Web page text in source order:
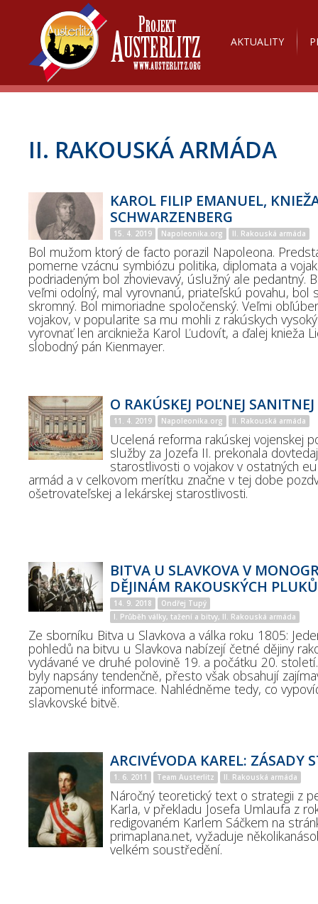
AKTUALITY
II. RAKOUSKÁ ARMÁDA
KAROL FILIP EMANUEL,
SCHWARZENBERG
15. 4. 2019 Napoleonika.org II. Rakouská armáda
Bol mužom ktorý de facto porazil Napoleona.
pomerne vzácnu symbiózu politika, diplomata a
podriadeným bol zhovievavý, úslužný ale pedantný.
veľmi odolný, mal vyrovnanú, priateľskú povahu, bol
skromný. Bol mimoriadne spoločenský. Veľmi
vojakov, v popularite sa mu mohli z rakúskych
vyrovnať len arciknieža Karol Ľudovít, a ďalej knieža
slobodný pán Kienmayer.
O RAKÚSKEJ POĽNEJ
11. 4. 2019 Napoleonika.org II. Rakouská armáda
Ucelená reforma rakúskej vojenskej
služby za Jozefa II. prekonala
starostlivosti o vojakov v ostatných
armád a v celkovom merítku značne v tej dobe
ošetrovateľskej a lekárskej starostlivosti.
BITVA U SLAVKOVA V
DĚJINÁM RAKOUSKÝCH PLUKŮ
14. 9. 2018
Ondřej Tupý
I. Průběh války, tažení a bitvy, II. Rakouská armáda
Ze sborníku Bitva u Slavkova a válka roku 1805:
pohledů na bitvu u Slavkova nabízejí četné dějiny
vydávané ve druhé polovině 19. a počátku 20.
byly napsány tendenčně, přesto však obsahují
zapomenuté informace. Nahlédněme tedy, co
slavkovské bitvě.
ARCIVÉVODA KAREL: ZÁSADY
1. 6. 2011 Team Austerlitz II. Rakouská armáda
Náročný teoretický text o strategii z
Karla, v překladu Josefa Umlaufa z
redigovaném Karlem Sáčkem na
primaplana.net, vyžaduje
velkém soustředění.